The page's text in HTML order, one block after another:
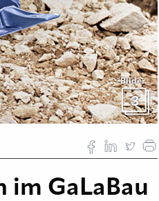
Bilder
3
GaLaBau